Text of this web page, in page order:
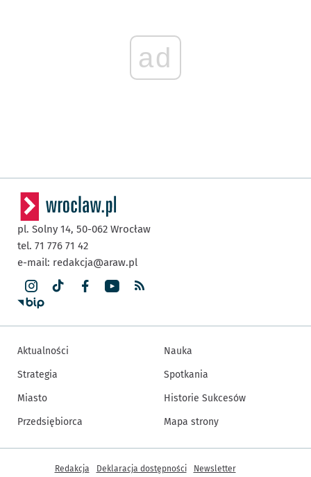
ad
pl. Solny 14, 50-062 Wrocław
tel. 71 776 71 42
e-mail: redakcja@araw.pl
Aktualności
Strategia
Miasto
Przedsiębiorca
Nauka
Spotkania
Historie Sukcesów
Mapa strony
Inne informacje
Redakcja Deklaracja dostępności Newsletter